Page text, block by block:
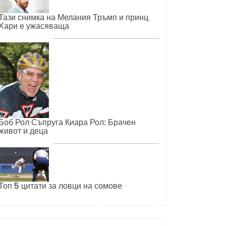
снимка на Мелания Тръмп и принц
е ужасяваща
Рол Съпруга Киара Рол: Брачен
и деца
5 цитати за ловци на сомове